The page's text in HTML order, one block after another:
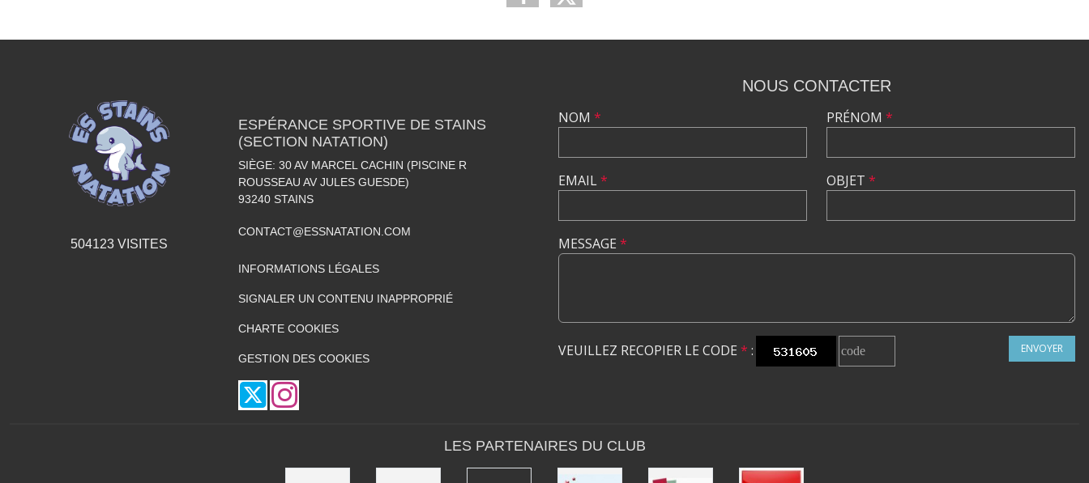
504123 VISITES
ESPÉRANCE SPORTIVE DE STAINS
(SECTION NATATION)
SIÈGE: 30 AV MARCEL CACHIN (PISCINE R
ROUSSEAU AV JULES GUESDE)
93240 STAINS
CONTACT@ESSNATATION.COM
INFORMATIONS LÉGALES
SIGNALER UN CONTENU INAPPROPRIÉ
CHARTE COOKIES
GESTION DES COOKIES
NOUS CONTACTER
NOM *
EMAIL*
PRÉNOM *
OBJET *
MESSAGE *
VEUILLEZ RECOPIER LE CODE * : ENVOYER
LES PARTENAIRES DU CLUB